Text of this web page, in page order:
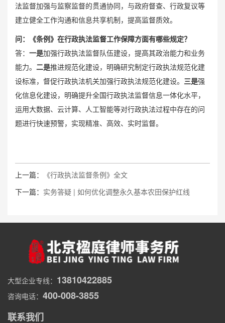
法监督加强与监察监督的贯通协同，与政府督查、行政复议等
建立健全工作沟通和信息共享机制，提高监督质效。
问：
《条例》在行政执法监督工作保障方面有哪些规定？
答： 一是加强行政执法监督队伍建设，提高其政治能力和业务
能力。 二是推进规范化建设，明确研究制定行政执法规范化建
设标准，督促行政执法机关加强行政执法规范化建设。 三是强
化信息化建设，明确提升全国行政执法监督信息一体化水平，
运用大数据、云计算、人工智能等对行政执法过程中存在的问
题进行快速预警，实现精准、高效、实时监督。
上一篇：
《行政执法监督条例》全文
下一篇： 实务答疑 | 如何优化调整永久基本农田保护红线
大型企业专线： 13810422885
咨询电话： 400-008-3855
联系我们